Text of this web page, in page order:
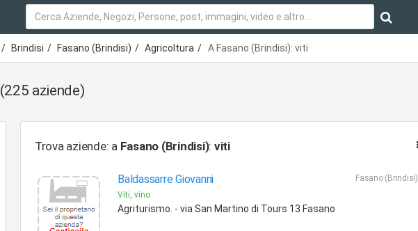
Brindisi Fasano (Brindisi) Agricoltura A Fasano (Brindisi): viti
(225 aziende)
Trova aziende: a Fasano (Brindisi): viti
Baldassarre Giovanni
Fasano (Brindisi)
Viti, vino
Agriturismo. - via San Martino di Tours 13 Fasano